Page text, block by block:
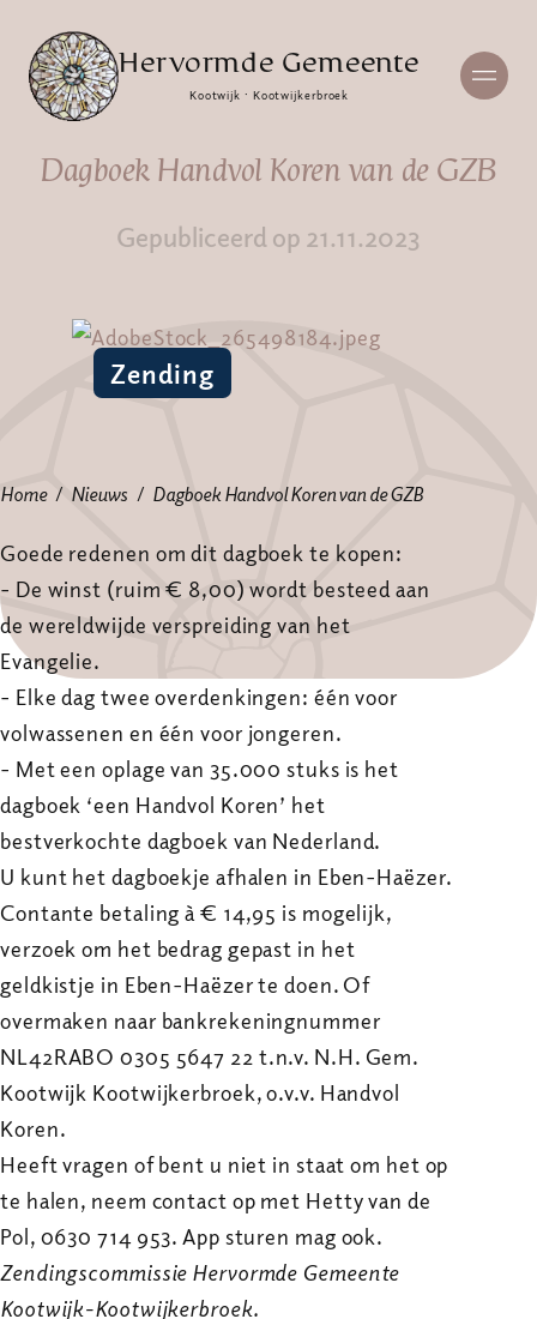
Hervormde Gemeente
Kootwijk · Kootwijkerbroek
Dagboek Handvol Koren van de GZB
Gepubliceerd op 21.11.2023
Zending
Home Nieuws Dagboek Handvol Koren van de GZB
Goede redenen om dit dagboek te kopen:
- De winst (ruim € 8,00) wordt besteed aan
de wereldwijde verspreiding van het
Evangelie.
- Elke dag twee overdenkingen: één voor
volwassenen en één voor jongeren.
- Met een oplage van 35.000 stuks is het
dagboek ‘een Handvol Koren’ het
bestverkochte dagboek van Nederland.
U kunt het dagboekje afhalen in Eben-Haëzer.
Contante betaling à € 14,95 is mogelijk,
verzoek om het bedrag gepast in het
geldkistje in Eben-Haëzer te doen. Of
overmaken naar bankrekeningnummer
NL42RABO 0305 5647 22 t.n.v. N.H. Gem.
Kootwijk Kootwijkerbroek, o.v.v. Handvol
Koren.
Heeft vragen of bent u niet in staat om het op
te halen, neem contact op met Hetty van de
Pol, 0630 714 953. App sturen mag ook.
Zendingscommissie Hervormde Gemeente
Kootwijk-Kootwijkerbroek.